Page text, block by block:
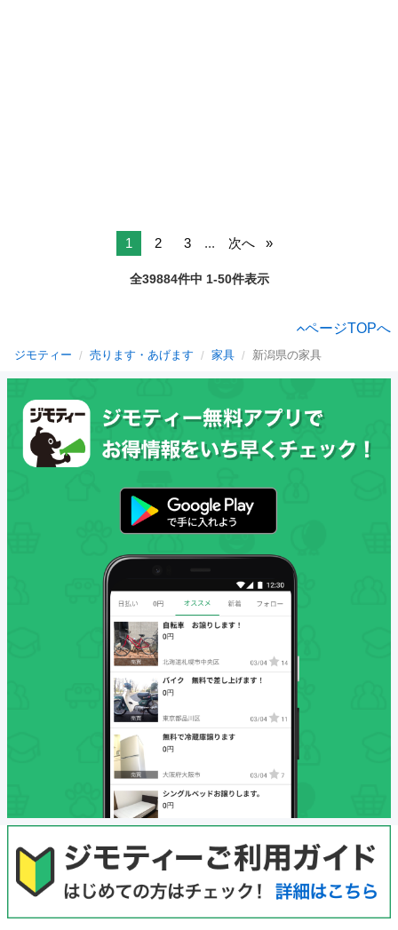
1 2 3 ... 次へ
全39884件中 1-50件表示
ページTOPへ
ジモティー 売ります・あげます 家具 新潟県の家具